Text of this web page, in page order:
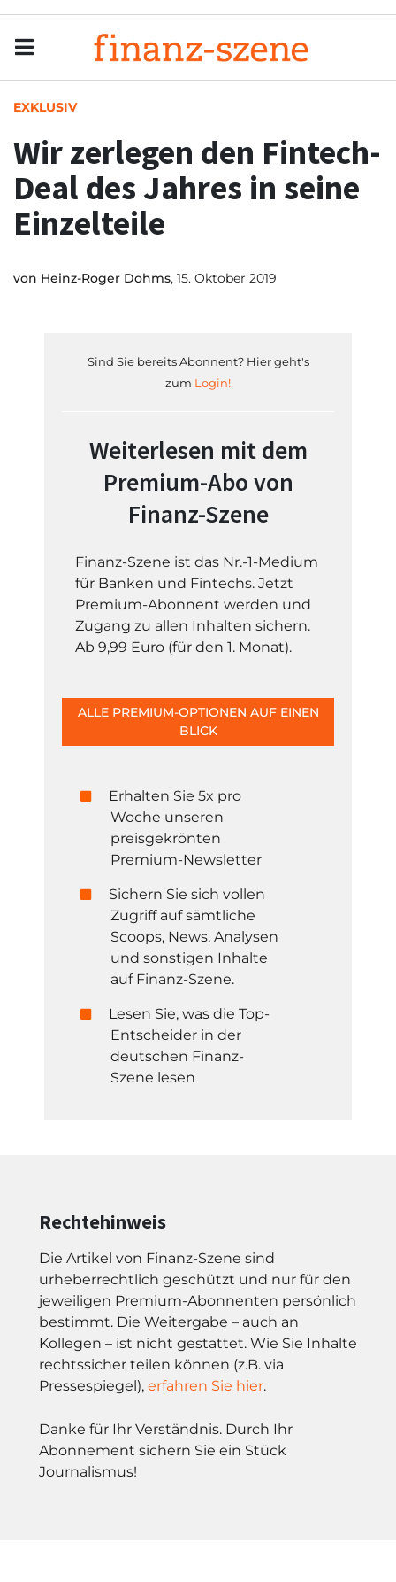
EXKLUSIV
Wir zerlegen den Fintech-
Deal des Jahres in seine
Einzelteile
von Heinz-Roger Dohms, 15. Oktober 2019
Sind Sie bereits Abonnent? Hier geht's
zum Login!
Weiterlesen mit dem
Premium-Abo von
Finanz-Szene
Finanz-Szene ist das Nr.-1-Medium
für Banken und Fintechs. Jetzt
Premium-Abonnent werden und
Zugang zu allen Inhalten sichern.
Ab 9,99 Euro (für den 1. Monat).
ALLE PREMIUM-OPTIONEN AUF EINEN
BLICK
Erhalten Sie 5x pro
Woche unseren
preisgekrönten
Premium-Newsletter
Sichern Sie sich vollen
Zugriff auf sämtliche
Scoops, News, Analysen
und sonstigen Inhalte
auf Finanz-Szene.
Lesen Sie, was die Top-
Entscheider in der
deutschen Finanz-
Szene lesen
Rechtehinweis
Die Artikel von Finanz-Szene sind
urheberrechtlich geschützt und nur für den
jeweiligen Premium-Abonnenten persönlich
bestimmt. Die Weitergabe – auch an
Kollegen – ist nicht gestattet. Wie Sie Inhalte
rechtssicher teilen können (z.B. via
Pressespiegel), erfahren Sie hier.
Danke für Ihr Verständnis. Durch Ihr
Abonnement sichern Sie ein Stück
Journalismus!